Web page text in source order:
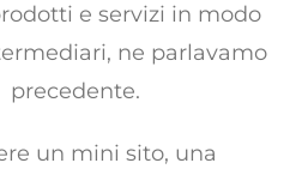
e servizi in modo
ne parlavamo
precedente.
un mini sito, una